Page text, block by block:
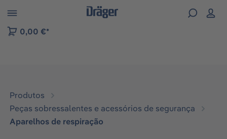
to B2B platform navigation
0,00 €*
Produtos
Peças sobressalentes e acessórios de segurança
Aparelhos de respiração